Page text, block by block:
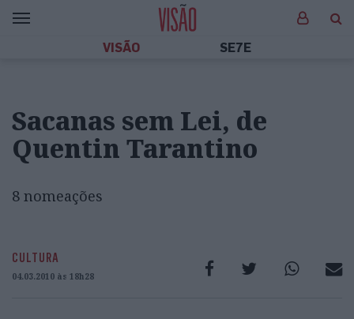
VISÃO SE7E
Sacanas sem Lei, de
Quentin Tarantino
8 nomeações
CULTURA
04.03.2010 às 18h28